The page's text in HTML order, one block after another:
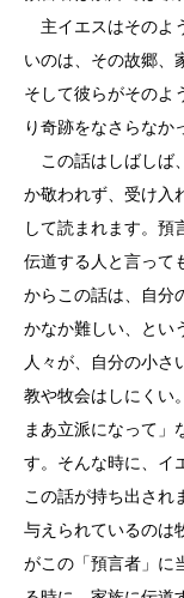
主イエスはそのよ
いのは、その故郷、
そして彼らがそのよ
り奇跡をなさらなか
この話はしばしば
か敬われず、受け入
して読まれます。預
伝道する人と言って
からこの話は、自分
かなか難しい、とい
人々が、自分の小さ
教や牧会はしにくい
まあ立派になって」
す。そんな時に、イ
この話が持ち出され
与えられているのは
がこの「預言者」に